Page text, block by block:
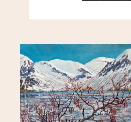
Kaland og Simon